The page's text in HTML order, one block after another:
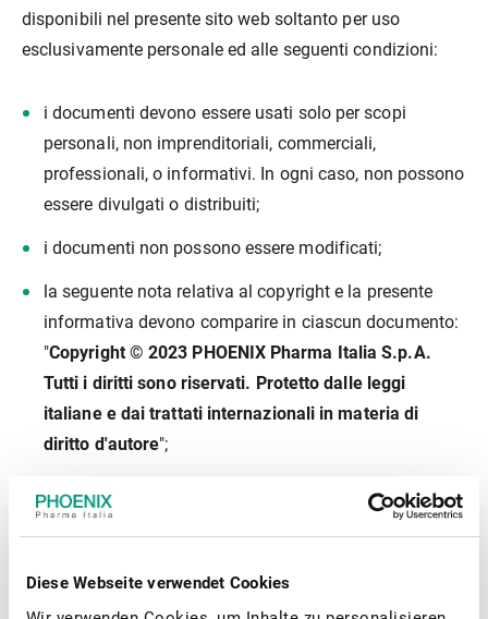
Diese Webseite verwendet Cookies
disponibili nel presente sito web soltanto per uso
esclusivamente personale ed alle seguenti condizioni:
i documenti devono essere usati solo per scopi
personali, non imprenditoriali, commerciali,
professionali, o informativi. In ogni caso, non possono
essere divulgati o distribuiti;
i documenti non possono essere modificati;
la seguente nota relativa al copyright e la presente
informativa devono comparire in ciascun documento:
"Copyright © 2023 PHOENIX Pharma Italia S.p.A.
Tutti i diritti sono riservati. Protetto dalle leggi
italiane e dai trattati internazionali in materia di
diritto d'autore";
le informative in tema di diritti d'autore e marchi,
nonché le altre informative in tema di proprietà
presente sito web non possono essere in alcun modo
rimosse.